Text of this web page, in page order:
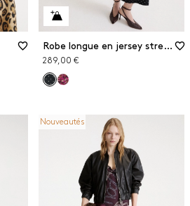
Robe longue en jersey stretch
289,00 €
Nouveautés